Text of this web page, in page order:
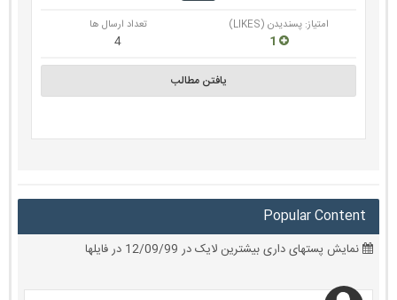
امتیاز: پسندیدن (LIKES) تعداد ارسال ها
4
یافتن مطالب
Popular Content
نمایش پستهای داری بیشترین لایک در 12/09/99 در فایلها